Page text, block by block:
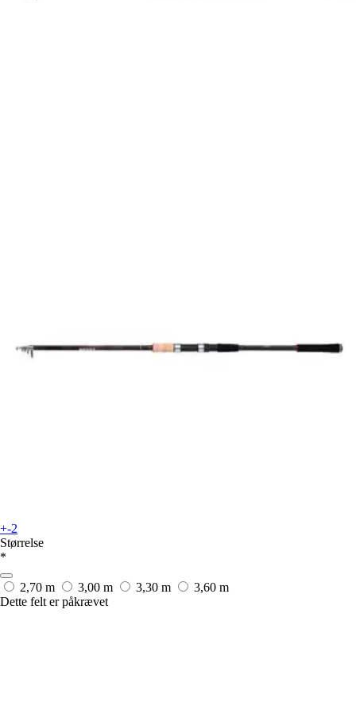
+-2
Størrelse
*
2,70 m 3,00 m 3,30 m
3,60 m
Dette felt er påkrævet